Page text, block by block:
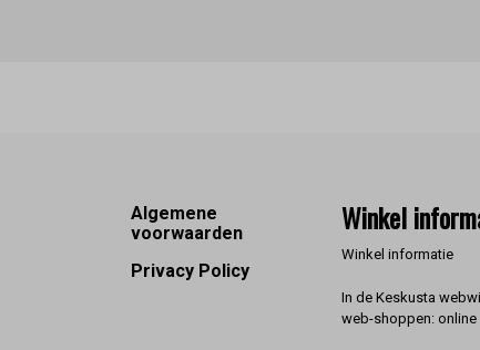
Footer
Algemene
voorwaarden
Privacy Policy
Winkel
Winkel informatie
In de Keskusta
web-shoppen: online